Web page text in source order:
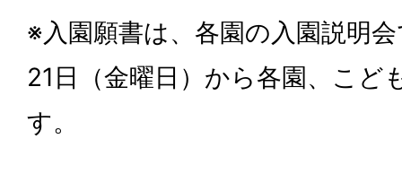
※入園願書は、各園の入園説明
21日（金曜日）から各園、こど
す。